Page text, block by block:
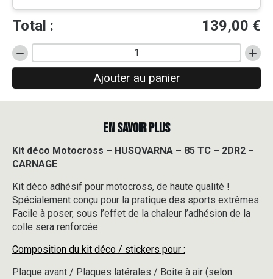
Total : 139,00 €
quantité
de
Motocross
85
TC
2DR2
-
CARNAGE
Ajouter au panier
EN SAVOIR PLUS
Kit déco Motocross – HUSQVARNA – 85 TC – 2DR2 –
CARNAGE
Kit déco adhésif pour motocross, de haute qualité !
Spécialement conçu pour la pratique des sports extrêmes.
Facile à poser, sous l’effet de la chaleur l’adhésion de la
colle sera renforcée.
Composition du kit déco / stickers pour :
Plaque avant / Plaques latérales / Boite à air (selon